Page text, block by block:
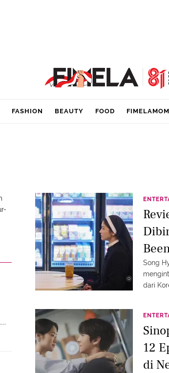
FASHION BEAUTY FOOD FIMELAMOM
Song
dari
12
di